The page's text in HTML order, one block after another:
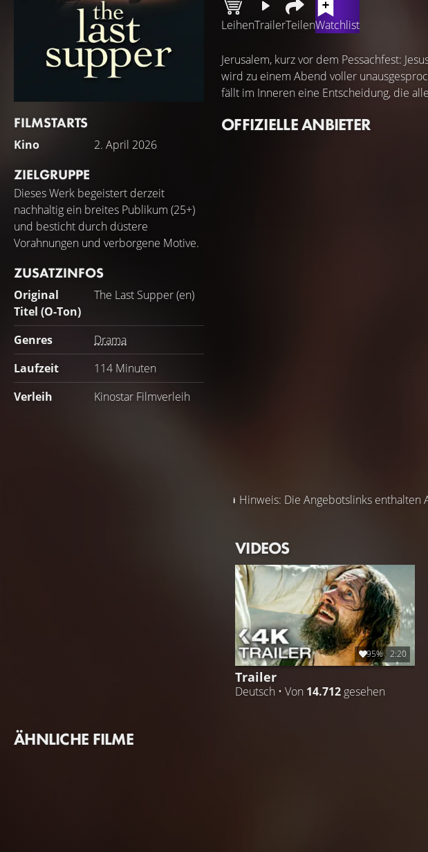
FILMSTARTS
Kino 2. April 2026
ZIELGRUPPE
Dieses Werk begeistert derzeit
nachhaltig ein breites Publikum (25+)
und besticht durch düstere
Vorahnungen und verborgene Motive.
ZUSATZINFOS
Original
Titel (O-Ton)
The Last Supper (en)
Genres
Drama
Laufzeit
114 Minuten
Verleih
Kinostar Filmverleih
LeihenTrailerTeilenWatchlist
Jerusalem, kurz vor dem Pessachfest:
wird zu einem Abend voller
fällt im Inneren eine Entscheidung, die
OFFIZIELLE ANBIETER
Hinweis: Die Angebotslinks enthalten
VIDEOS
95% 2:20
Trailer
Deutsch • Von 14.712 gesehen
ÄHNLICHE FILME